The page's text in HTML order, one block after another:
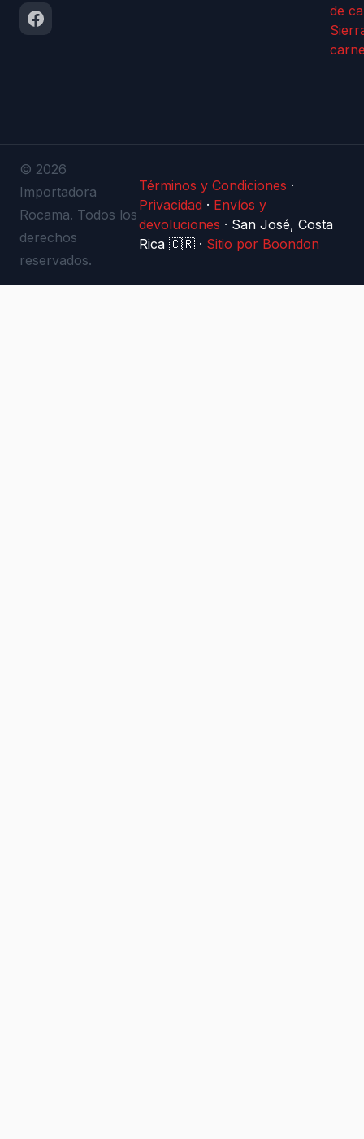
de
© 2026
Importadora
Rocama. Todos los
derechos
reservados.
Términos y Condiciones ·
Privacidad · Envíos y
devoluciones · San José, Costa
Rica 🇨🇷 · Sitio por Boondon